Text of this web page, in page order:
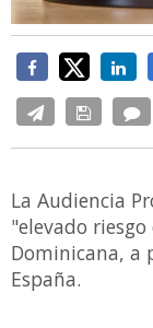
La Audiencia
"elevado
Dominicana, a
España.